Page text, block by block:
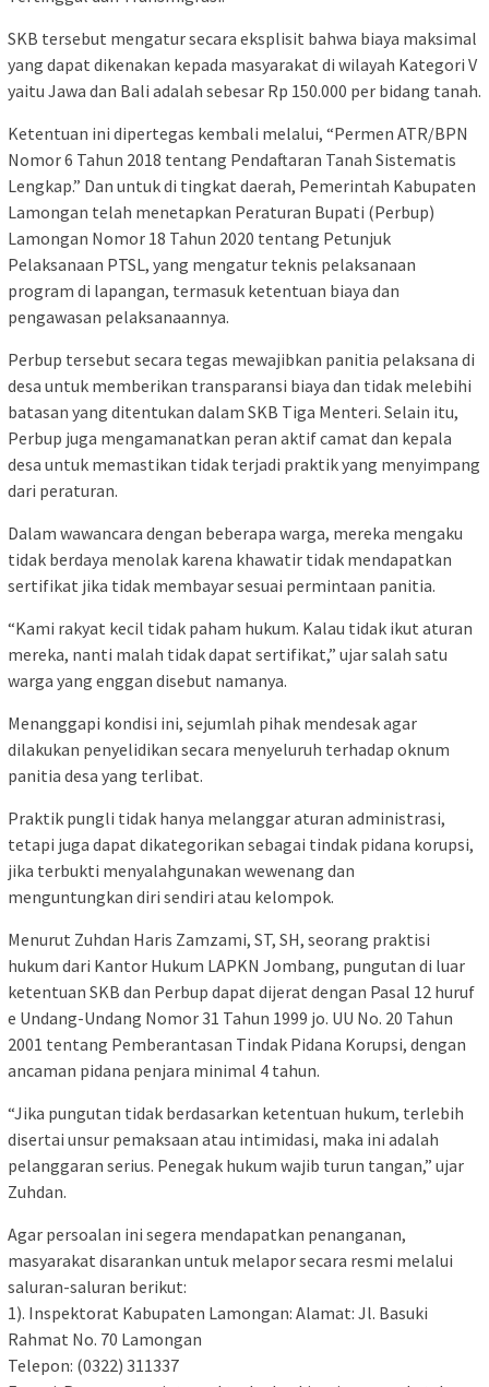
SKB tersebut mengatur secara eksplisit bahwa biaya maksimal
yang dapat dikenakan kepada masyarakat di wilayah Kategori V
yaitu Jawa dan Bali adalah sebesar Rp 150.000 per bidang tanah.
Ketentuan ini dipertegas kembali melalui, “Permen ATR/BPN
Nomor 6 Tahun 2018 tentang Pendaftaran Tanah Sistematis
Lengkap.” Dan untuk di tingkat daerah, Pemerintah Kabupaten
Lamongan telah menetapkan Peraturan Bupati (Perbup)
Lamongan Nomor 18 Tahun 2020 tentang Petunjuk
Pelaksanaan PTSL, yang mengatur teknis pelaksanaan
program di lapangan, termasuk ketentuan biaya dan
pengawasan pelaksanaannya.
Perbup tersebut secara tegas mewajibkan panitia pelaksana di
desa untuk memberikan transparansi biaya dan tidak melebihi
batasan yang ditentukan dalam SKB Tiga Menteri. Selain itu,
Perbup juga mengamanatkan peran aktif camat dan kepala
desa untuk memastikan tidak terjadi praktik yang menyimpang
dari peraturan.
Dalam wawancara dengan beberapa warga, mereka mengaku
tidak berdaya menolak karena khawatir tidak mendapatkan
sertifikat jika tidak membayar sesuai permintaan panitia.
“Kami rakyat kecil tidak paham hukum. Kalau tidak ikut aturan
mereka, nanti malah tidak dapat sertifikat,” ujar salah satu
warga yang enggan disebut namanya.
Menanggapi kondisi ini, sejumlah pihak mendesak agar
dilakukan penyelidikan secara menyeluruh terhadap oknum
panitia desa yang terlibat.
Praktik pungli tidak hanya melanggar aturan administrasi,
tetapi juga dapat dikategorikan sebagai tindak pidana korupsi,
jika terbukti menyalahgunakan wewenang dan
menguntungkan diri sendiri atau kelompok.
Menurut Zuhdan Haris Zamzami, ST, SH, seorang praktisi
hukum dari Kantor Hukum LAPKN Jombang, pungutan di luar
ketentuan SKB dan Perbup dapat dijerat dengan Pasal 12 huruf
e Undang-Undang Nomor 31 Tahun 1999 jo. UU No. 20 Tahun
2001 tentang Pemberantasan Tindak Pidana Korupsi, dengan
ancaman pidana penjara minimal 4 tahun.
“Jika pungutan tidak berdasarkan ketentuan hukum, terlebih
disertai unsur pemaksaan atau intimidasi, maka ini adalah
pelanggaran serius. Penegak hukum wajib turun tangan,” ujar
Zuhdan.
Agar persoalan ini segera mendapatkan penanganan,
masyarakat disarankan untuk melapor secara resmi melalui
saluran-saluran berikut:
1). Inspektorat Kabupaten Lamongan: Alamat: Jl. Basuki
Rahmat No. 70 Lamongan
Telepon: (0322) 311337